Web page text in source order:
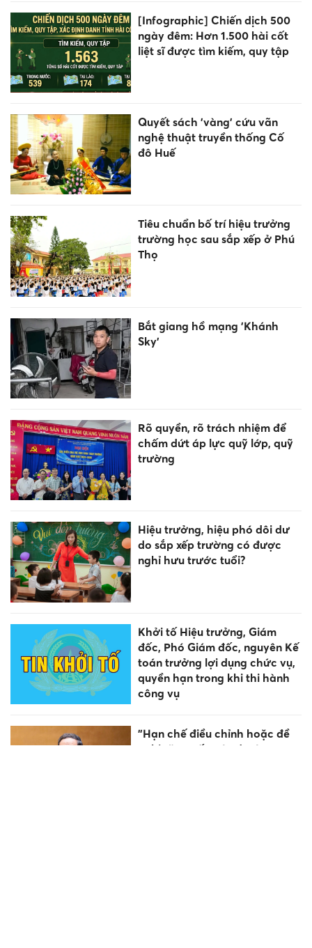
[Infographic] Chiến dịch 500
ngày đêm: Hơn 1.500 hài cốt
liệt sĩ được tìm kiếm, quy tập
Quyết sách 'vàng' cứu vãn
nghệ thuật truyền thống Cố
đô Huế
Tiêu chuẩn bố trí hiệu trưởng
trường học sau sắp xếp ở Phú
Thọ
Bắt giang hồ mạng 'Khánh
Sky'
Rõ quyền, rõ trách nhiệm để
chấm dứt áp lực quỹ lớp, quỹ
trường
Hiệu trưởng, hiệu phó dôi dư
do sắp xếp trường có được
nghỉ hưu trước tuổi?
Khởi tố Hiệu trưởng, Giám
đốc, Phó Giám đốc, nguyên Kế
toán trưởng lợi dụng chức vụ,
quyền hạn trong khi thi hành
công vụ
"Hạn chế điều chỉnh hoặc đề
nghị tăng vốn các dự án quan